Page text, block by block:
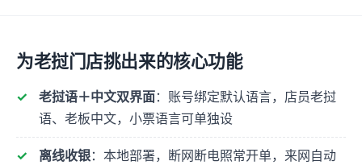
为老挝门店挑出来的核心功能
老挝语＋中文双界面：账号绑定默认语言，店员老挝
语、老板中文，小票语言可单独设
离线收银：本地部署，断网断电照常开单，来网自动